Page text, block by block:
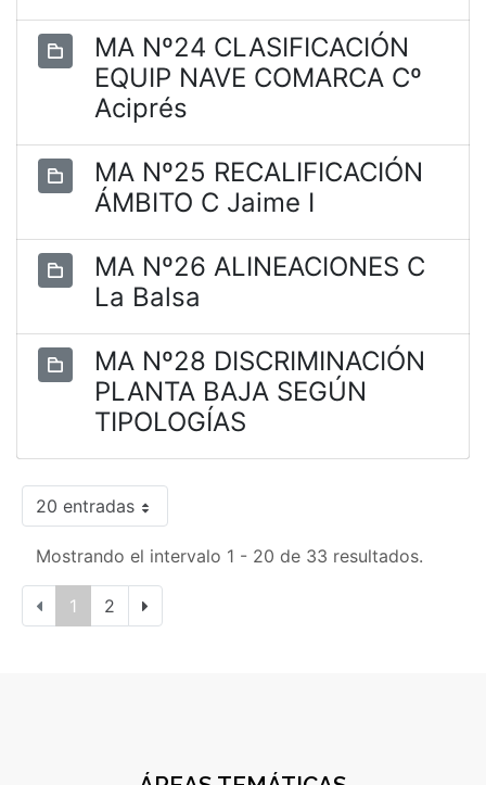
MA Nº24 CLASIFICACIÓN
EQUIP NAVE COMARCA Cº
Aciprés
MA Nº25 RECALIFICACIÓN
ÁMBITO C Jaime I
MA Nº26 ALINEACIONES C
La Balsa
MA Nº28 DISCRIMINACIÓN
PLANTA BAJA SEGÚN
TIPOLOGÍAS
20 entradas
Mostrando el intervalo 1 - 20 de 33 resultados.
1 2